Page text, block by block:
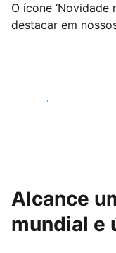
O ícone ‘Novidade
destacar em
Começar
Alcance
mundial e